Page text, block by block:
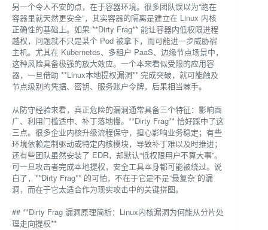
另一个令人不安的点，在于容器环境。很多团队误以为“跑在
容器里就天然更安全”，其实容器的隔离是建立在 Linux 内核
正确性的基础上。如果 **Dirty Frag** 能让容器内低权限进程
越权，问题就不只是某个 Pod 被拿下，而可能进一步威胁宿
主机。尤其在 Kubernetes、多租户 PaaS、边缘节点场景中，
这种风险具备极强的放大效应。一个本来看似受限的应用容
器，一旦借助 **Linux本地提权漏洞** 完成突破，就可能触及
节点级别的凭据、密钥、服务账户令牌，后果相当棘手。
从防守经验来看，真正危险的漏洞通常具备三个特征：影响面
广、利用门槛适中、补丁落地慢。**Dirty Frag** 恰好踩中了这
三点。很多企业内核升级流程保守，担心影响业务稳定；有些
环境依赖定制驱动或特定内核模块，导致补丁难以及时推进；
还有些团队虽然安装了 EDR，却默认“低权限用户不算大事”。
可一旦攻击者完成本地提权，安全工具本身都可能被绕过。说
白了，**Dirty Frag** 的可怕，不在于它是不是“最复杂”的漏
洞，而在于它太适合作为现实攻击中的关键拼图。
## **Dirty Frag 漏洞原理简析：Linux内核漏洞为何能从分片处
理走向提权**